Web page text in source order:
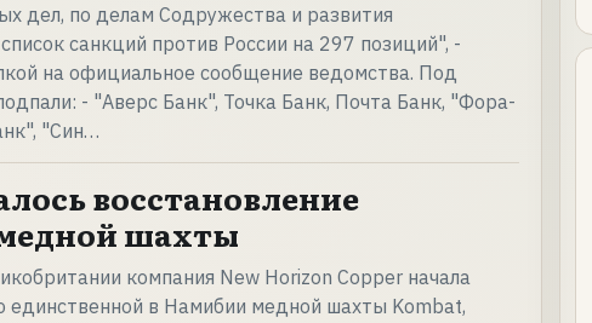
дел, по делам Содружества и развития
санкций против России на 297 позиций", -
на официальное сообщение ведомства. Под
- "Аверс Банк", Точка Банк, Почта Банк, "Фора-
"Син…
восстановление
шахты
компания New Horizon Copper начала
единственной в Намибии медной шахты Kombat,